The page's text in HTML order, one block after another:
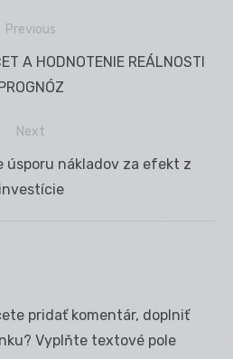
Previous
A HODNOTENIE REÁLNOSTI
Next
úsporu nákladov za efekt z
investície
pridať komentár, doplniť
Vyplňte textové pole